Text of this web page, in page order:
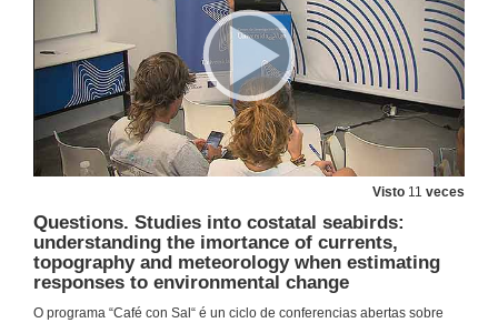
Visto 11 veces
Questions. Studies into costatal seabirds:
understanding the imortance of currents,
topography and meteorology when estimating
responses to environmental change
O programa “Café con Sal“ é un ciclo de conferencias abertas sobre
Interrupción endocrina por aditivos plásticos en erizo de mar, Paracentrotus lividus
1 de out. de 2019
Rolda de preguntas. Interrupción endocrina por aditivos plásticos en ourizo de mar, Paracentrotus lividus
Presentation of Jose González